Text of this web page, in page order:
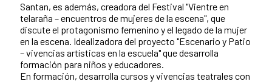
Santan, es además, creadora del Festival "Vientre en
telaraña – encuentros de mujeres de la escena", que
discute el protagonismo femenino y el legado de la mujer
en la escena. Idealizadora del proyecto "Escenario y Patio
– vivencias artísticas en la escuela" que desarrolla
formación para niños y educadores.
En formación, desarrolla cursos y vivencias teatrales con